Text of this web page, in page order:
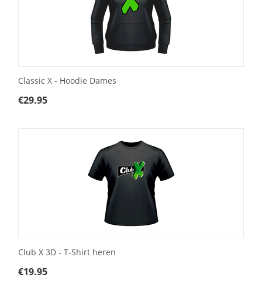
Classic X - Hoodie Dames
€29.95
Club X 3D - T-Shirt heren
€19.95